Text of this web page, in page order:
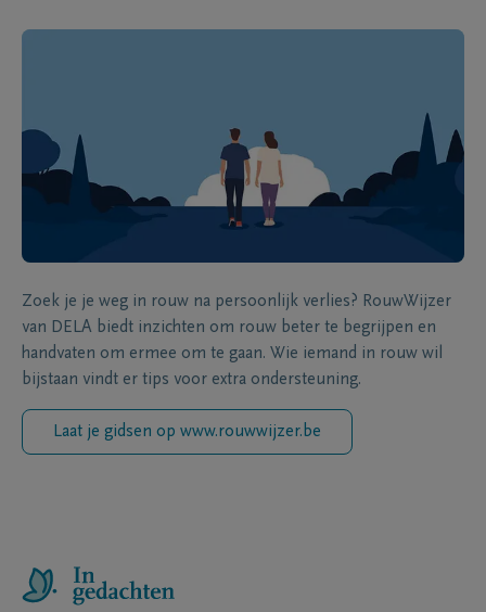
Zoek je je weg in rouw na persoonlijk verlies? RouwWijzer
van DELA biedt inzichten om rouw beter te begrijpen en
handvaten om ermee om te gaan. Wie iemand in rouw wil
bijstaan vindt er tips voor extra ondersteuning.
Laat je gidsen op www.rouwwijzer.be